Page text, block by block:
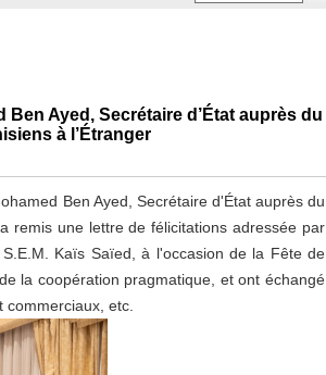
Ben Ayed, Secrétaire d’État auprès du
à l’Étranger
Ben Ayed, Secrétaire d'État auprès du
remis une lettre de félicitations adressée par
Kaïs Saïed, à l'occasion de la Fête de
la coopération pragmatique, et ont échangé
etc.